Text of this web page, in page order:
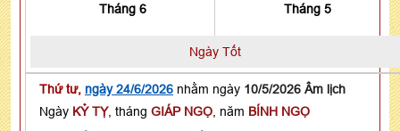
Tháng 6 Tháng 5
Ngày Tốt
Thứ tư, ngày 24/6/2026 nhằm ngày 10/5/2026 Âm lịch
Ngày KỶ TỴ, tháng GIÁP NGỌ , năm BÍNH NGỌ